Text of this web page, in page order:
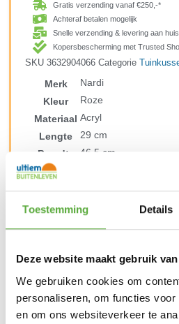
Toestemming Details
Deze website maakt gebruik
We gebruiken cookies om
personaliseren, om functies
en om ons websiteverkeer te
Gratis verzending vanaf €250,-*
Achteraf betalen mogelijk
Snelle verzending & levering aan huis
Kopersbescherming met Trusted
SKU3632904066Categorie
Merk
Nardi
Kleur
Roze
Materiaal Acryl
Lengte
29 cm
Breedte
46,5 cm
Hoogte
SKU
EAN
8010352628359
BIJPASSENDE
PRODUCTEN